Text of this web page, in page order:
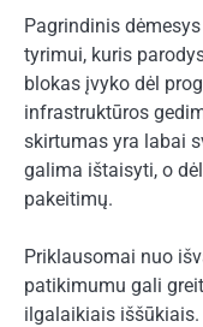
Pagrindinis
tyrimui, kuris
blokas įvyko dėl
infrastruktūros
skirtumas yra labai
galima ištaisyti, o
pakeitimų.
Priklausomai nuo
patikimumu gali
ilgalaikiais